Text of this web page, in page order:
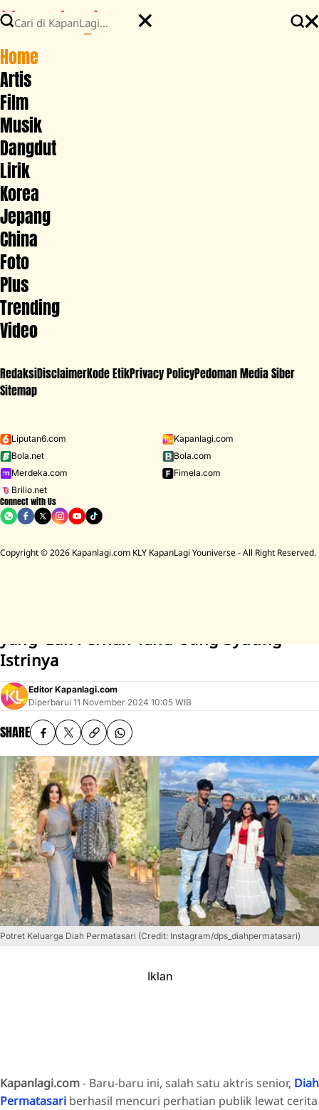
Iklan - Scroll ke bawah untuk melanjutkan
Home
Artis
Film
Musik
Dangdut
Lirik
Korea
Jepang
China
Foto
Plus
Trending
Video
RedaksiDisclaimerKode EtikPrivacy PolicyPedoman Media Siber
Sitemap
Liputan6.com
Kapanlagi.com
Bola.net
Bola.com
Merdeka.com
Fimela.com
Brilio.net
Connect with Us
Copyright © 2026 Kapanlagi.com KLY KapanLagi Youniverse - All Right Reserved.
D ACADEMY 8 Raisa
yang Gak Pernah Tahu Uang Syuting
Istrinya
Editor Kapanlagi.com
Diperbarui 11 November 2024 10:05 WIB
SHARE
Potret Keluarga Diah Permatasari (Credit: Instagram/dps_diahpermatasari)
Iklan
Kapanlagi.com- Baru-baru ini, salah satu aktris senior, Diah
Permatasari berhasil mencuri perhatian publik lewat cerita